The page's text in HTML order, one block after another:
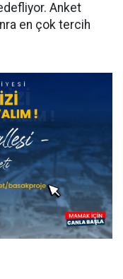
Anket
en çok tercih